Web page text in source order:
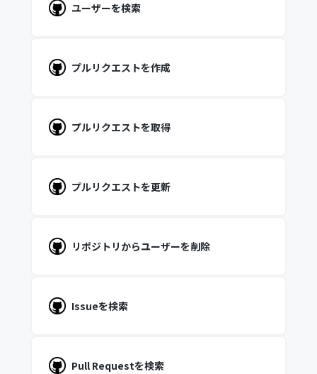
ユーザーを検索
プルリクエストを作成
プルリクエストを取得
プルリクエストを更新
リポジトリからユーザーを削除
Issueを検索
Pull Requestを検索